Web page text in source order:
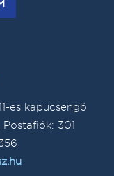
es kapucsengő
301